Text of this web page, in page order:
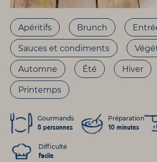
Apéritifs Brunch
Sauces et condiments
Automne Été Hiver
Printemps
Gourmands
8 personnes
Préparation
10 minutes
Difficulté
Facile